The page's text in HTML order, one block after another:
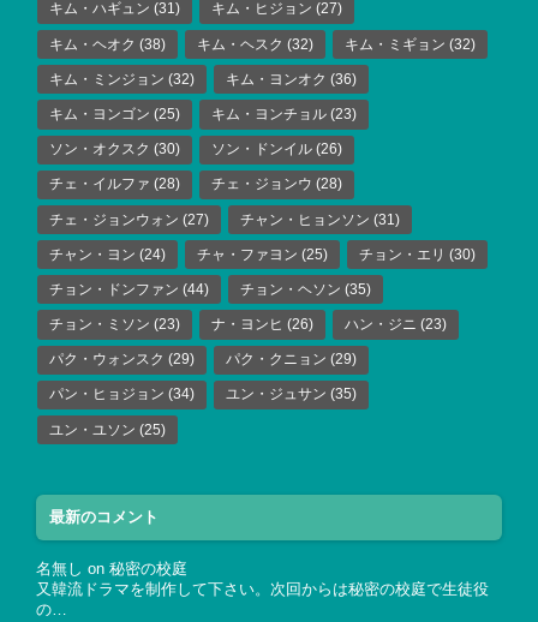
キム・ハギュン (31) キム・ヒジョン (27)
キム・ヘオク (38) キム・ヘスク (32) キム・ミギョン (32)
キム・ミンジョン (32) キム・ヨンオク (36)
キム・ヨンゴン (25) キム・ヨンチョル (23)
ソン・オクスク (30) ソン・ドンイル (26)
チェ・イルファ (28) チェ・ジョンウ (28)
チェ・ジョンウォン (27) チャン・ヒョンソン (31)
チャン・ヨン (24) チャ・ファヨン (25) チョン・エリ (30)
チョン・ドンファン (44) チョン・ヘソン (35)
チョン・ミソン (23) ナ・ヨンヒ (26) ハン・ジニ (23)
パク・ウォンスク (29) パク・クニョン (29)
パン・ヒョジョン (34) ユン・ジュサン (35)
ユン・ユソン (25)
最新のコメント
名無し on 秘密の校庭
又韓流ドラマを制作して下さい。次回からは秘密の校庭で生徒役
の…